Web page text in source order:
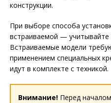
конструкции.
При выборе способа
встраиваемой — учитывайте
Встраиваемые модели
применением специальных
идут в комплекте с техникой.
Внимание! Перед